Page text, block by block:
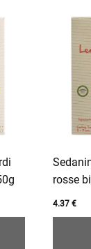
rosse
4.37€
Questo
prodotto
opzioni
essere
scelte
nella
pagina